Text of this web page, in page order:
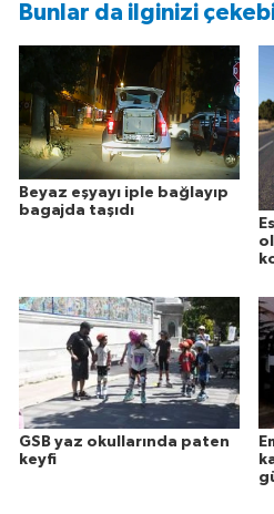
Bunlar da ilginizi
Beyaz eşyayı iple bağlayıp
bagajda taşıdı
GSB yaz okullarında paten
keyfi